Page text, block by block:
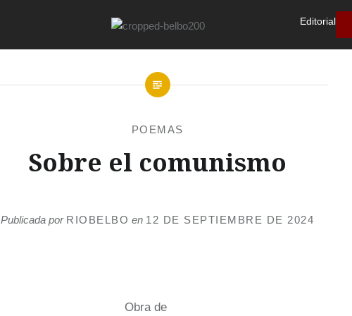
Editorial
POEMAS
Sobre el comunismo
Publicada por RIOBELBO en 12 DE SEPTIEMBRE DE 2024
Obra de